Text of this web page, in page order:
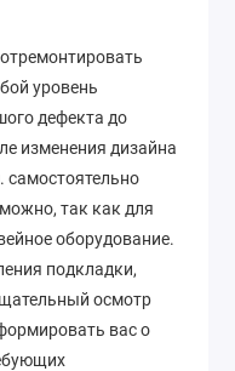
уровень
дефекта до
изменения дизайна
самостоятельно
так как для
оборудование.
подкладки,
осмотр
вас о